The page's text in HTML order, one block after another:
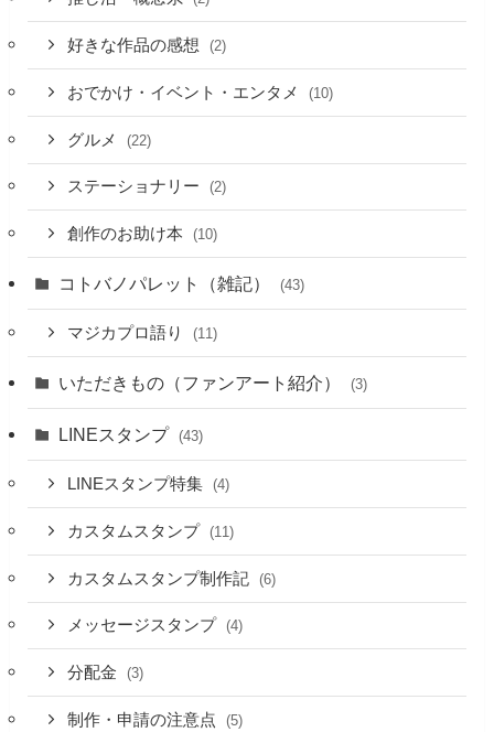
好きな作品の感想 (2)
おでかけ・イベント・エンタメ (10)
グルメ (22)
ステーショナリー (2)
創作のお助け本 (10)
コトバノパレット（雑記） (43)
マジカプロ語り (11)
いただきもの（ファンアート紹介） (3)
LINEスタンプ (43)
LINEスタンプ特集 (4)
カスタムスタンプ (11)
カスタムスタンプ制作記 (6)
メッセージスタンプ (4)
分配金 (3)
制作・申請の注意点 (5)